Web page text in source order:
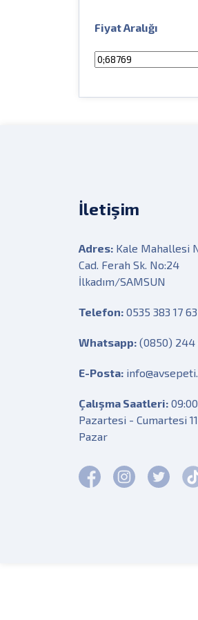
Fiyat Aralığı
İletişim
Adres: Kale Mahallesi
Cad. Ferah Sk. No:24
İlkadım/SAMSUN
Telefon: 0535 383 17 63
Whatsapp: (0850) 244
E-Posta:
Çalışma Saatleri:
Pazartesi - Cumartesi
Pazar